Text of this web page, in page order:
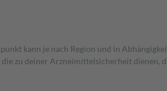
kann je nach Region und in
zu deiner Arzneimittelsicherheit dienen,